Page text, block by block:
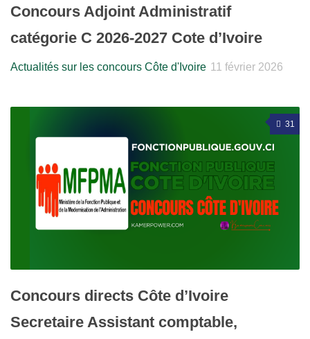
Concours Adjoint Administratif
catégorie C 2026-2027 Cote d’Ivoire
Actualités sur les concours Côte d'Ivoire 11 février 2026
31
Concours directs Côte d’Ivoire
Secretaire Assistant comptable,